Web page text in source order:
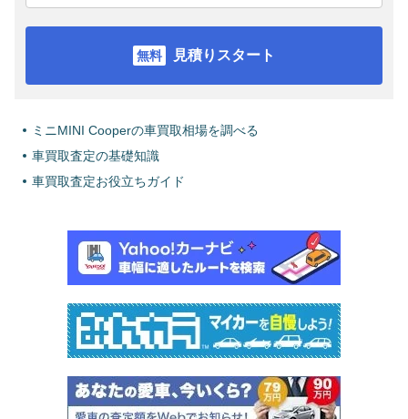
見積りスタート
ミニMINI Cooperの車買取相場を調べる
車買取査定の基礎知識
車買取査定お役立ちガイド